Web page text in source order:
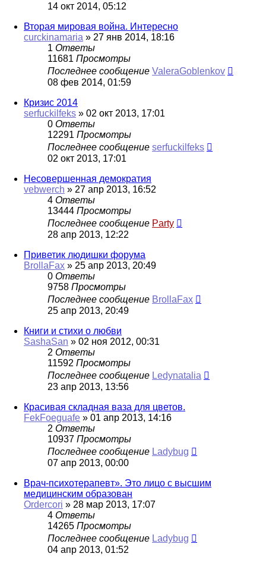
14 окт 2014, 05:12
Вторая мировая война. Интересно
curckinamaria » 27 янв 2014, 18:16
1 Ответы
11681 Просмотры
Последнее сообщение ValeraGoblenkov
08 фев 2014, 01:59
Кризис 2014
serfuckilfeks » 02 окт 2013, 17:01
0 Ответы
12291 Просмотры
Последнее сообщение serfuckilfeks
02 окт 2013, 17:01
Несовершенная демократия
vebwerch » 27 апр 2013, 16:52
4 Ответы
13444 Просмотры
Последнее сообщение Party
28 апр 2013, 12:22
Приветик людишки форума
BrollaFax » 25 апр 2013, 20:49
0 Ответы
9758 Просмотры
Последнее сообщение BrollaFax
25 апр 2013, 20:49
Книги и стихи о любви
SashaSan » 02 ноя 2012, 00:31
2 Ответы
11592 Просмотры
Последнее сообщение Ledynatalia
23 апр 2013, 13:56
Красивая складная ваза для цветов.
FekFoeguafe » 01 апр 2013, 14:16
2 Ответы
10937 Просмотры
Последнее сообщение Ladybug
07 апр 2013, 00:00
Врач-психотерапевт». Это лицо с высшим
медицинским образован
Ordercori » 28 мар 2013, 17:07
4 Ответы
14265 Просмотры
Последнее сообщение Ladybug
04 апр 2013, 01:52